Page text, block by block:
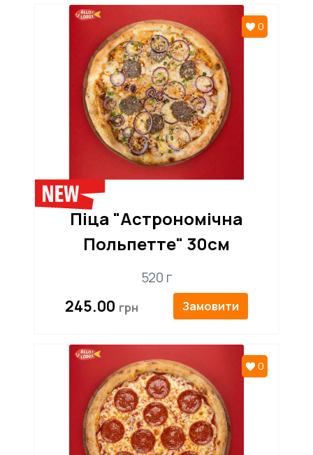
0
Піца "Астрономічна
Польпетте" 30см
520 г
245.00 Замовити
0